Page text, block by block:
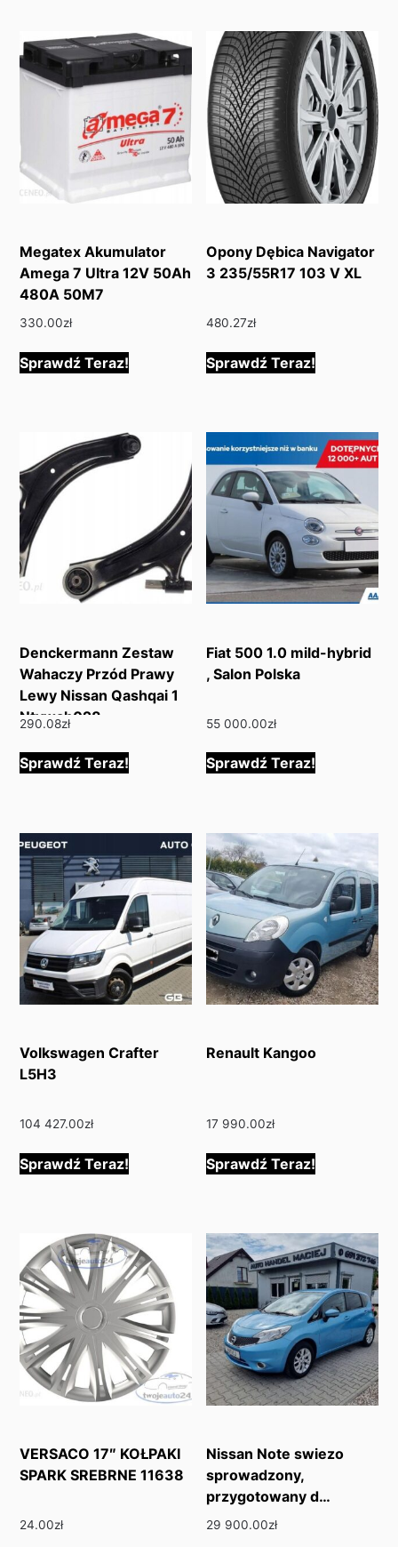
Megatex Akumulator
Amega 7 Ultra 12V 50Ah
480A 50M7
330.00zł
Sprawdź Teraz!
Opony Dębica Navigator
3 235/55R17 103 V XL
480.27zł
Sprawdź Teraz!
Denckermann Zestaw
Wahaczy Przód Prawy
Lewy Nissan Qashqai 1
Ntywah028
290.08zł
Sprawdź Teraz!
Fiat 500 1.0 mild-hybrid
, Salon Polska
55 000.00zł
Sprawdź Teraz!
Volkswagen Crafter
L5H3
104 427.00zł
Sprawdź Teraz!
Renault Kangoo
17 990.00zł
Sprawdź Teraz!
VERSACO 17″ KOŁPAKI
SPARK SREBRNE 11638
24.00zł
Nissan Note swiezo
sprowadzony,
przygotowany d…
29 900.00zł